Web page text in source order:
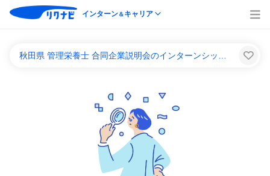
インターン＆キャリア